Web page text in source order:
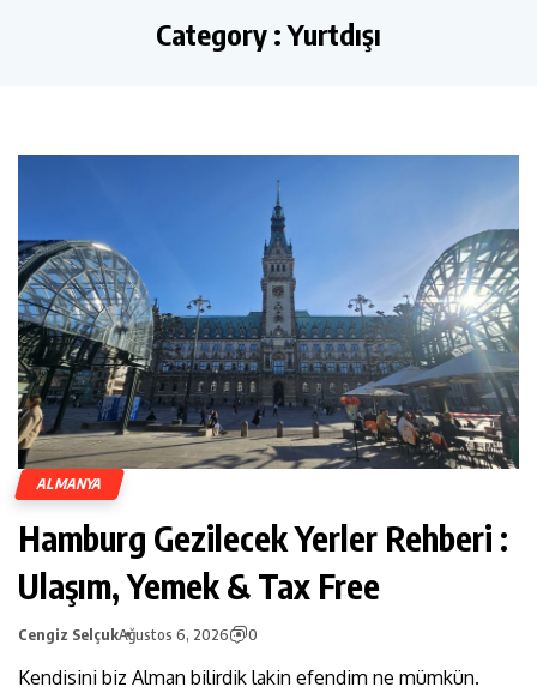
Category : Yurtdışı
ALMANYA
Hamburg Gezilecek Yerler Rehberi :
Ulaşım, Yemek & Tax Free
Cengiz SelçukAğustos 6, 2026 0
Kendisini biz Alman bilirdik lakin efendim ne mümkün.